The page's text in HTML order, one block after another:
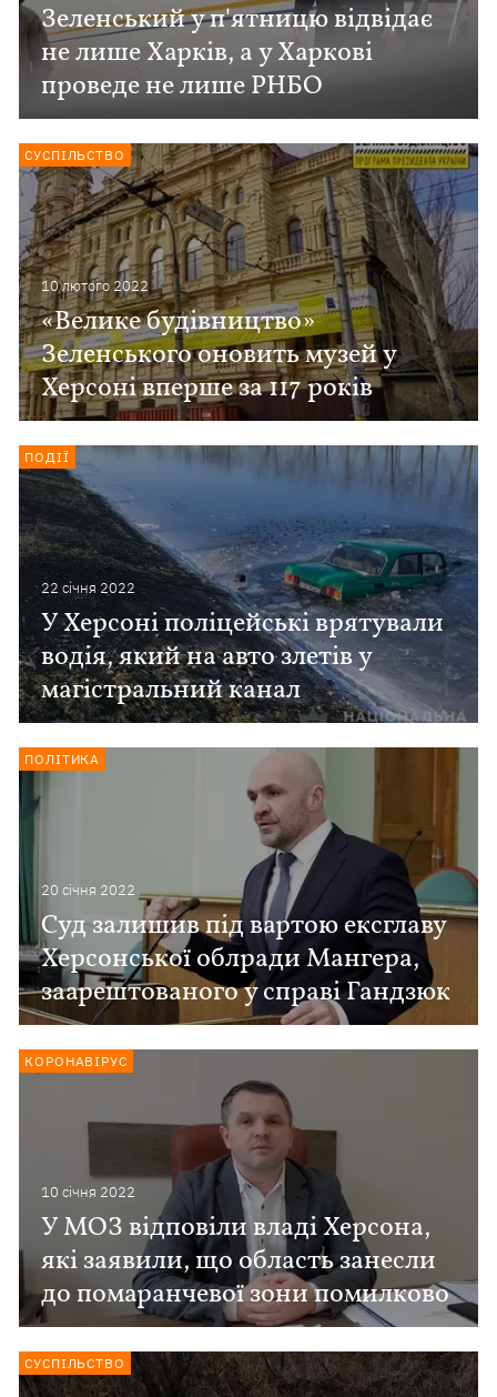
Зеленський у п'ятницю відвідає
не лише Харків, а у Харкові
проведе не лише РНБО
10 лютого 2022
«Велике будівництво»
Зеленського оновить музей у
Херсоні вперше за 117 років
СУСПІЛЬСТВО
22 сiчня 2022
У Херсоні поліцейські врятували
водія, який на авто злетів у
магістральний канал
ПОДІЇ
20 сiчня 2022
Суд залишив під вартою ексглаву
Херсонської облради Мангера,
заарештованого у справі Гандзюк
ПОЛІТИКА
10 сiчня 2022
У МОЗ відповіли владі Херсона,
які заявили, що область занесли
до помаранчевої зони помилково
КОРОНАВІРУС
СУСПІЛЬСТВО